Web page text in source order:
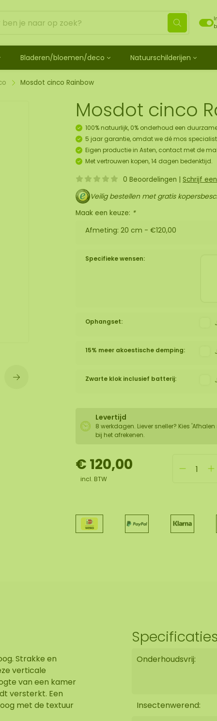
Mosdots [TIP]
Mosdot Cuatro
Mosdot set
Los mos behandeld
Bolmos
Fluff mos
ECO mos [Budget]
Bladeren/bloemen/deco
bladeren
Natuurschilderijen
Mosdot cinco Rainbow
Mosdot cinco
100% natuurlijk, 0% onderhoud een
5 jaar garantie, omdat we dé mos
Eigen productie in Asten, contact met de
Met vertrouwen kopen, 14 dagen bedenktijd.
0 Beoordelingen | Schrijf
Veilig bestellen met gratis
Maak een keuze: *
Afmeting: 20 cm - €120,00
Specifieke wensen:
Ophangset:
15% meer akoestische demping:
Zwarte klok inclusief batterij:
Levertijd
8 werkdagen. Liever sneller? Kies 'Afhalen
bij het afrekenen.
€ 120,00
incl. BTW
Strakke en
verticale
van een kamer
versterkt. Een
met de textuur
Onderhoudsvrij:
Insectenwerend: